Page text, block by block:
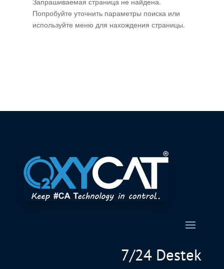
Попробуйте уточнить параметры поиска или
используйте меню для нахождения страницы.
7/24 Destek